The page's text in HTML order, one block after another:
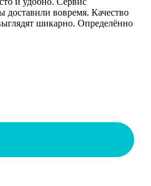
вовремя. Качество
шикарно. Определённо